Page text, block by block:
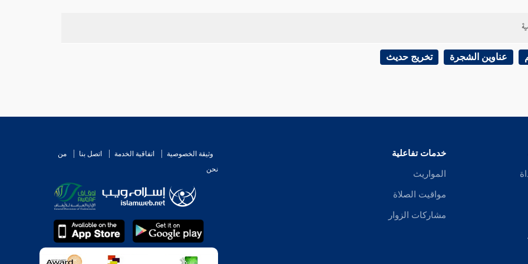
عناوين الشجرة تخريج حديث
خدمات تفاعلية
المواريث
مواقيت الصلاة
مشاركات الزوار
وثيقة الخصوصية اتفاقية الخدمة اتصل بنا
من
نحن